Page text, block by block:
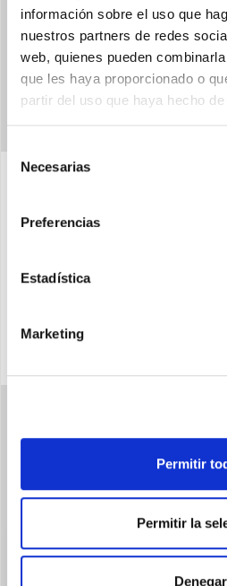
información sobre el uso que
nuestros partners de redes
web, quienes pueden
que les haya proporcionado o
partir del uso que haya hecho
Necesarias
Preferencias
Estadística
Marketing
Permitir
Permitir la
Denegar
Lorem ipsum